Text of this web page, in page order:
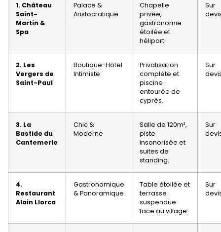
1. Château
Saint-
Martin &
Spa
Palace &
Aristocratique
Chapelle
privée,
gastronomie
étoilée et
héliport.
Sur
2. Les
Vergers de
Saint-Paul
Boutique-Hôtel
Intimiste
Privatisation
complète et
piscine
entourée de
cyprès.
Sur
3. La
Bastide du
Cantemerle
Chic &
Moderne
Salle de 120m²,
piste
insonorisée et
suites de
standing.
Sur
4.
Restaurant
Alain Llorca
Gastronomique
& Panoramique
Table étoilée et
terrasse
suspendue
face au village.
Sur